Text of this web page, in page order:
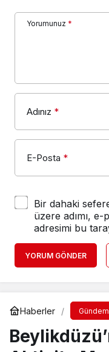
Yorumunuz *
Adınız *
E-Posta *
Bir dahaki
üzere adımı,
adresimi bu
YORUM GÖNDER
Haberler Gündem